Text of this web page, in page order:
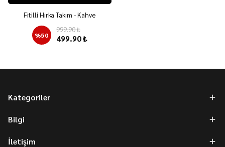
Fitilli Hırka Takım - Kahve
%50
999.90 ₺
499.90 ₺
Kategoriler
Bilgi
İletişim